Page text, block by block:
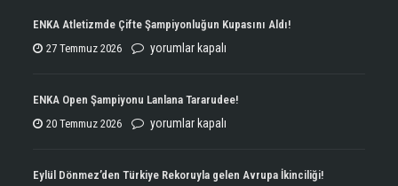
ENKA Atletizmde Çifte Şampiyonluğun Kupasını Aldı!
27 Temmuz 2026
ENKA
Çifte
Şampiyonluğun
Aldı!
yorumlar kapalı
ENKA Open Şampiyonu Lanlana Tararudee!
20 Temmuz 2026
ENKA
Şampiyonu
yorumlar kapalı
Eylül Dönmez’den Türkiye Rekoruyla gelen Avrupa İkinciliği!